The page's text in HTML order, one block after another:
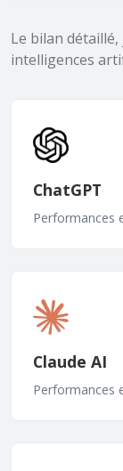
Le bilan
intelligences
ChatGPT
Performances
Claude AI
Performances